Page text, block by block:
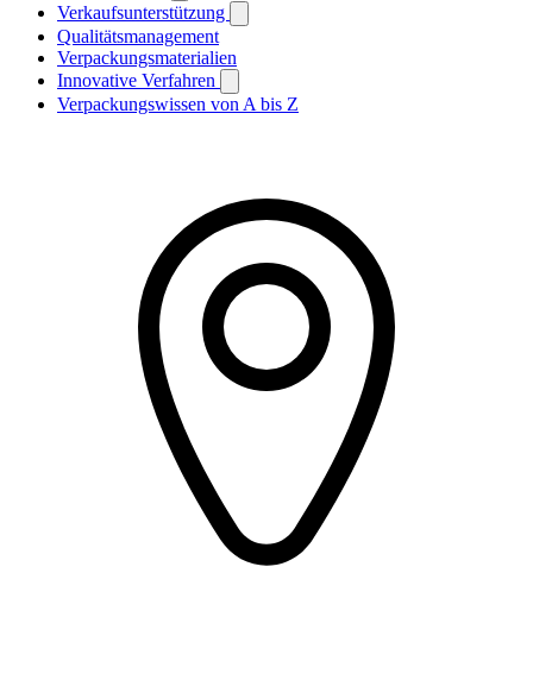
Verkaufsunterstützung
Qualitätsmanagement
Verpackungsmaterialien
Innovative Verfahren
Verpackungswissen von A bis Z